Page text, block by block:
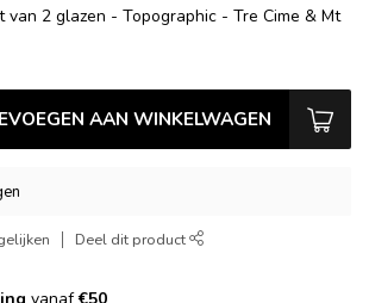
van 2 glazen - Topographic - Tre Cime & Mt
AAN WINKELWAGEN
Deel dit product